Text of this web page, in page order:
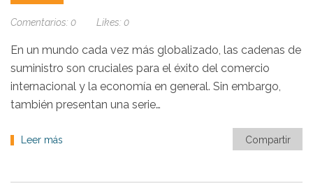
Comentarios: 0 Likes: 0
En un mundo cada vez más globalizado, las cadenas de
suministro son cruciales para el éxito del comercio
internacional y la economía en general. Sin embargo,
también presentan una serie…
Leer más Compartir